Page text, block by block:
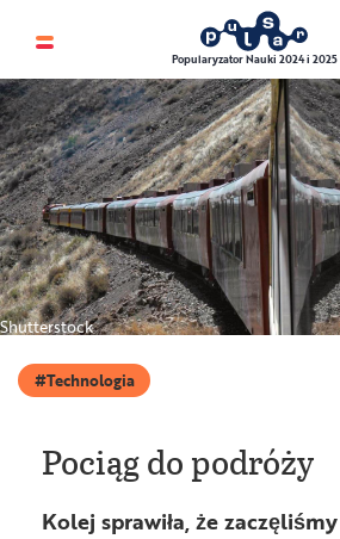
Popularyzator Nauki 2024 i 2025
Shutterstock
Technologia
Pociąg do podróży
Kolej sprawiła, że